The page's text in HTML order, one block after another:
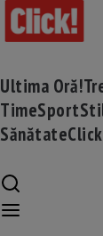
Ultima Oră!
TimeSport
Sănătate